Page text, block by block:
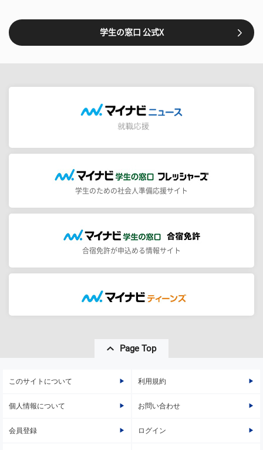
学生の窓口 公式X
学生のための社会人準備応援サイト
合宿免許が申込める情報サイト
Page Top
このサイトについて 利用規約
個人情報について お問い合わせ
会員登録 ログイン